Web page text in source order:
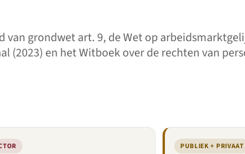
van grondwet art. 9, de Wet op
(2023) en het Witboek over de rechten van
PUBLIEK + PRIVAAT